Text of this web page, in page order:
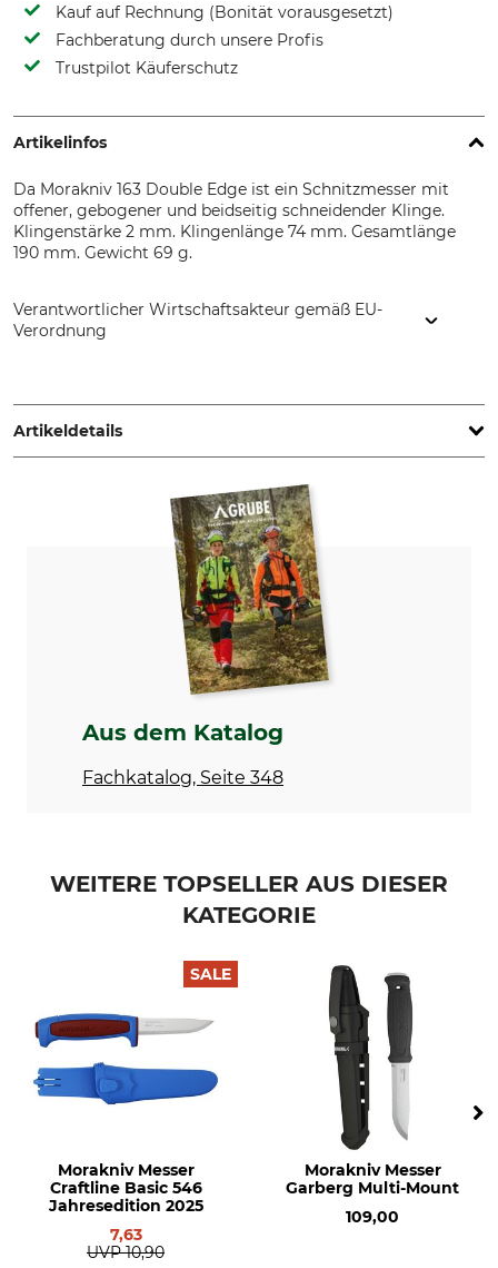
Kauf auf Rechnung (Bonität vorausgesetzt)
Fachberatung durch unsere Profis
Trustpilot Käuferschutz
Artikelinfos
Da Morakniv 163 Double Edge ist ein Schnitzmesser mit
offener, gebogener und beidseitig schneidender Klinge.
Klingenstärke 2 mm. Klingenlänge 74 mm. Gesamtlänge
190 mm. Gewicht 69 g.
Verantwortlicher Wirtschaftsakteur gemäß EU-
Verordnung
www.morakniv.se
Artikeldetails
Produkttyp
Schnitzmesser
Modellbezeichnung
Herstellung
Made in Sweden
Aus dem Katalog
Fachkatalog, Seite 348
WEITERE TOPSELLER AUS DIESER
KATEGORIE
SALE
Morakniv Messer
Craftline Basic 546
Jahresedition 2025
7,63
UVP 10,90
Morakniv Messer
Garberg Multi-Mount
109,00